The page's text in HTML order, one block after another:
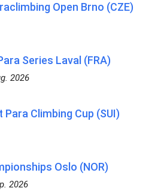
Open Brno (CZE)
Series Laval (FRA)
2026
Climbing Cup (SUI)
Oslo (NOR)
2026